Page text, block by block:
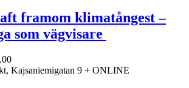
framom klimatångest –
som vägvisare
Kajsaniemigatan 9 + ONLINE